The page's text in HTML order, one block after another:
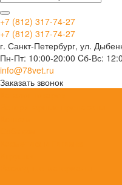
+7 (812) 317-74-27
+7 (812) 317-74-27
г. Санкт-Петербург, ул.
Пн-Пт: 10:00-20:00 Cб-Вс:
info@78vet.ru
Заказать звонок